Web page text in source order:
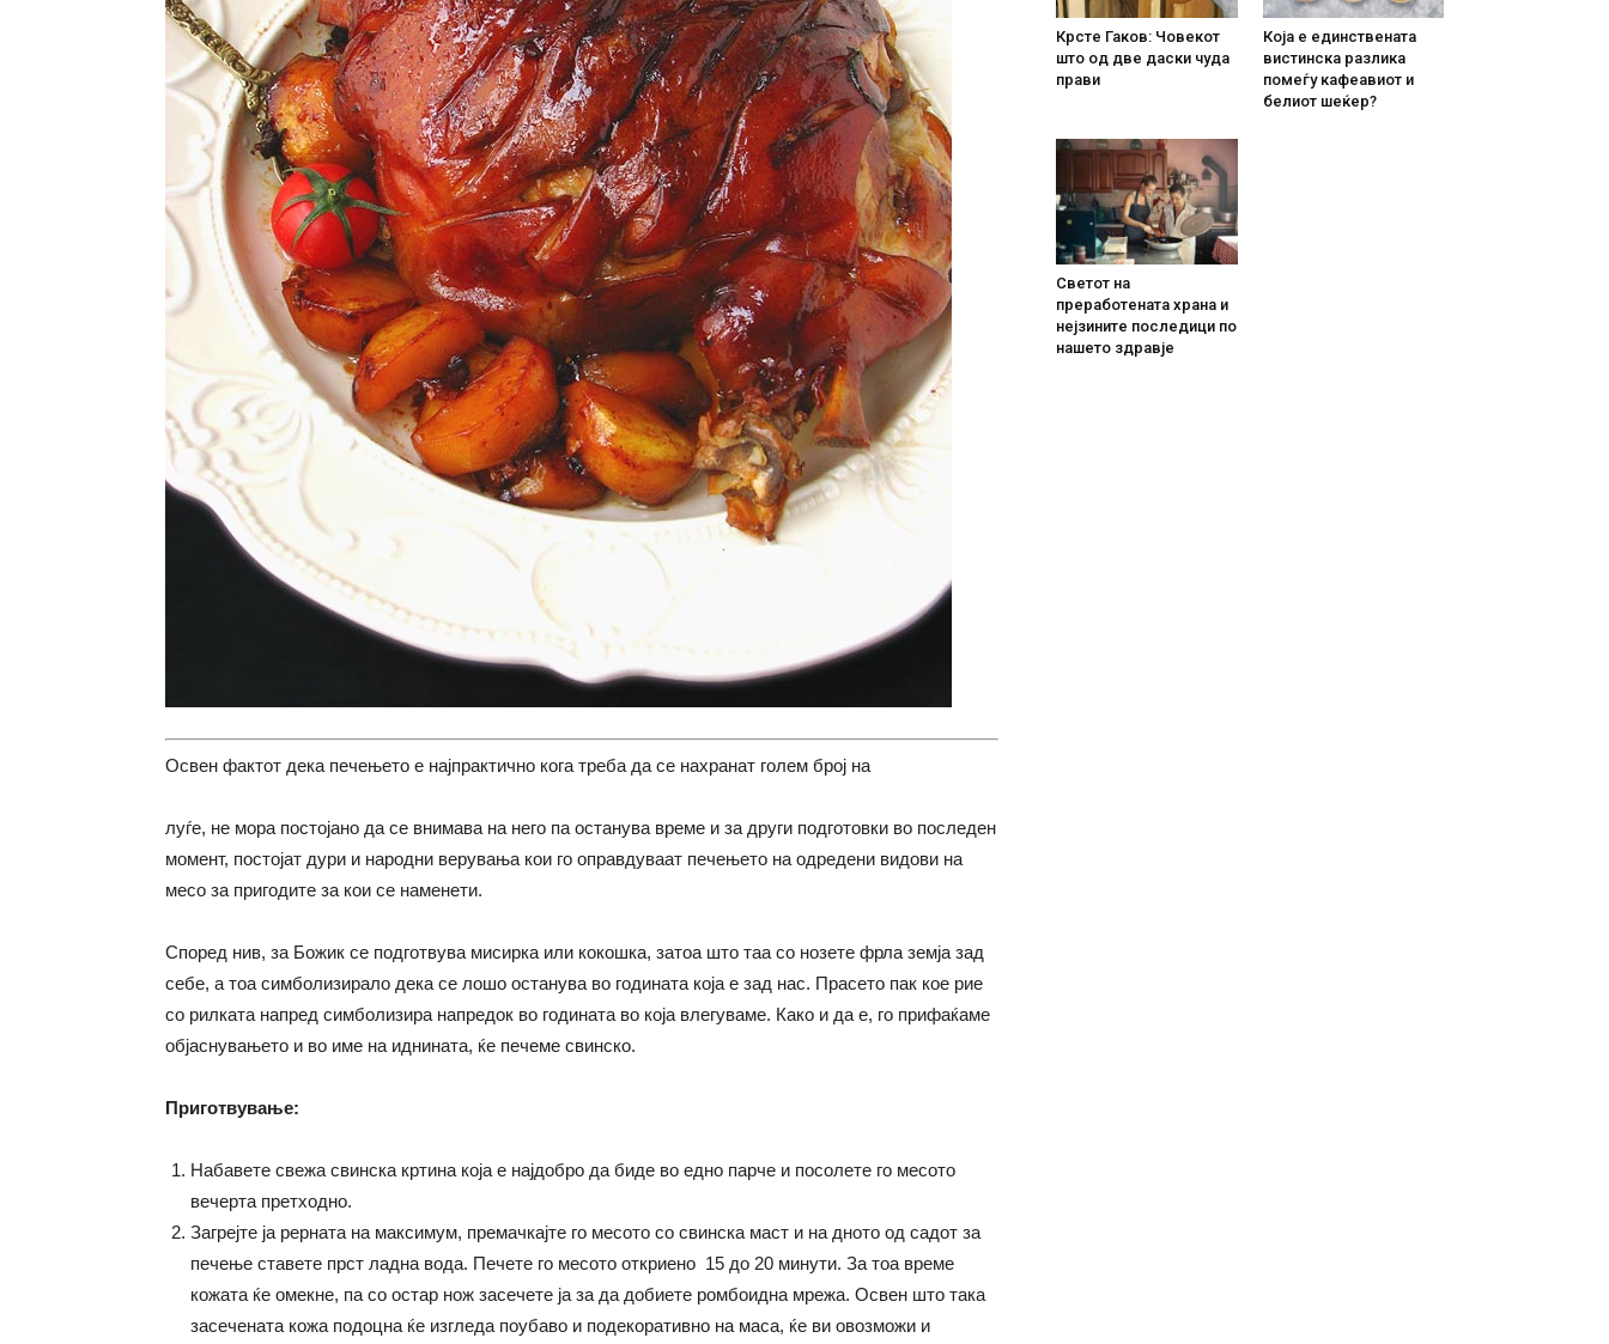
Освен фактот дека печењето е најпрактично кога треба да се нахранат голем број на
луѓе, не мора постојано да се внимава на него па останува време и за други подготовки во последен
момент, постојат дури и народни верувања кои го оправдуваат печењето на одредени видови на
месо за пригодите за кои се наменети.
Според нив, за Божик се подготвува мисирка или кокошка, затоа што таа со нозете фрла земја зад
себе, а тоа симболизирало дека се лошо останува во годината која е зад нас. Прасето пак кое рие
со рилката напред симболизира напредок во годината во која влегуваме. Како и да е, го прифаќаме
објаснувањето и во име на иднината, ќе печеме свинско.
Приготвување:
Набавете свежа свинска кртина која е најдобро да биде во едно парче и посолете го месото
вечерта претходно.
Загрејте ја рерната на максимум, премачкајте го месото со свинска маст и на дното од садот за
печење ставете прст ладна вода. Печете го месото откриено 15 до 20 минути. За тоа време
кожата ќе омекне, па со остар нож засечете ја за да добиете ромбоидна мрежа. Освен што така
засечената кожа подоцна ќе изгледа поубаво и подекоративно на маса, ќе ви овозможи и
Крсте Гаков: Човекот
што од две даски чуда
прави
Која е единствената
вистинска разлика
помеѓу кафеавиот и
белиот шеќер?
Светот на
преработената храна и
нејзините последици по
нашето здравје